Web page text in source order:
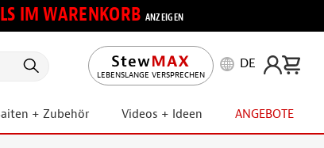
IM WARENKORB ANZEIGEN
LEBENSLANGE VERSPRECHEN
DE
+ Zubehör Videos + Ideen ANGEBOTE